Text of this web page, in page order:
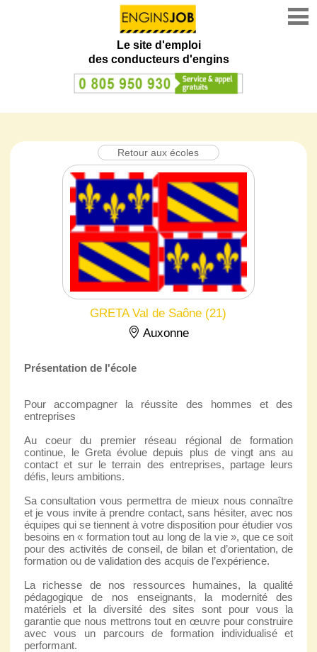
Le site d'emploi
des conducteurs d'engins
Retour aux écoles
GRETA Val de Saône (21)
Auxonne
Présentation de l'école
Pour accompagner la réussite des hommes et des
entreprises
Au coeur du premier réseau régional de formation
continue, le Greta évolue depuis plus de vingt ans au
contact et sur le terrain des entreprises, partage leurs
défis, leurs ambitions.
Sa consultation vous permettra de mieux nous connaître
et je vous invite à prendre contact, sans hésiter, avec nos
équipes qui se tiennent à votre disposition pour étudier vos
besoins en « formation tout au long de la vie », que ce soit
pour des activités de conseil, de bilan et d’orientation, de
formation ou de validation des acquis de l’expérience.
La richesse de nos ressources humaines, la qualité
pédagogique de nos enseignants, la modernité des
matériels et la diversité des sites sont pour vous la
garantie que nous mettrons tout en œuvre pour construire
avec vous un parcours de formation individualisé et
performant.